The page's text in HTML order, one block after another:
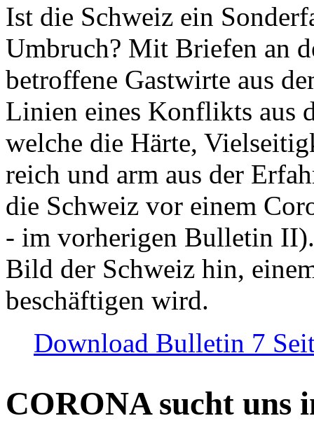
Ist die Schweiz ein
Umbruch? Mit Briefen an
betroffene Gastwirte aus
Linien eines Konflikts aus
welche die Härte,
reich und arm aus der
die Schweiz vor einem
- im vorherigen Bulletin
Bild der Schweiz hin,
beschäftigen wird.
Download Bulletin 7
CORONA sucht uns